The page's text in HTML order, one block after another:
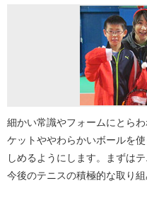
細かい常識やフォームにとら
ケットややわらかいボールを
しめるようにします。まずは
今後のテニスの積極的な取り組